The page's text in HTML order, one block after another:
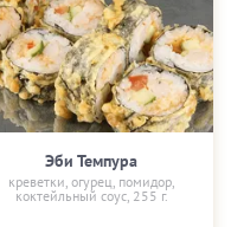
Эби Темпура
креветки, огурец, помидор,
коктейльный соус, 255 г.